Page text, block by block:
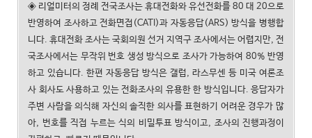
◈ 리얼미터의 정례 전국조사는 휴대전화와 유선전화를 80 대 20으로
반영하여 조사하고 전화면접(CATI)과 자동응답(ARS) 방식을 병행합
니다. 휴대전화 조사는 국회의원 선거 지역구 조사에서는 어렵지만, 전
국조사에서는 무작위 번호 생성 방식으로 조사가 가능하여 80% 반영
하고 있습니다. 한편 자동응답 방식은 갤럽, 라스무센 등 미국 여론조
사 회사도 사용하고 있는 전화조사의 유용한 한 방식입니다. 응답자가
주변 사람을 의식해 자신의 솔직한 의사를 표현하기 어려운 경우가 많
아, 번호를 직접 누르는 식의 비밀투표 방식이고, 조사의 진행과정이